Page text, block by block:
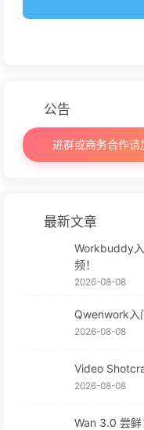
公告
进群或商务合作请
最新文章
Workbuddy
频！
2026-08-08
Qwenwork入
2026-08-08
Video
2026-08-08
Wan 3.0 尝鲜